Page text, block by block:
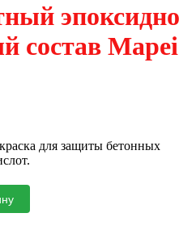
состав Mapei
для защиты бетонных